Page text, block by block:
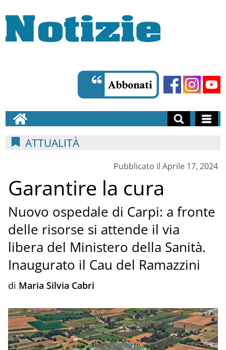
ATTUALITÀ
Pubblicato il Aprile 17, 2024
Garantire la cura
Nuovo ospedale di Carpi: a fronte
delle risorse si attende il via
libera del Ministero della Sanità.
Inaugurato il Cau del Ramazzini
di Maria Silvia Cabri